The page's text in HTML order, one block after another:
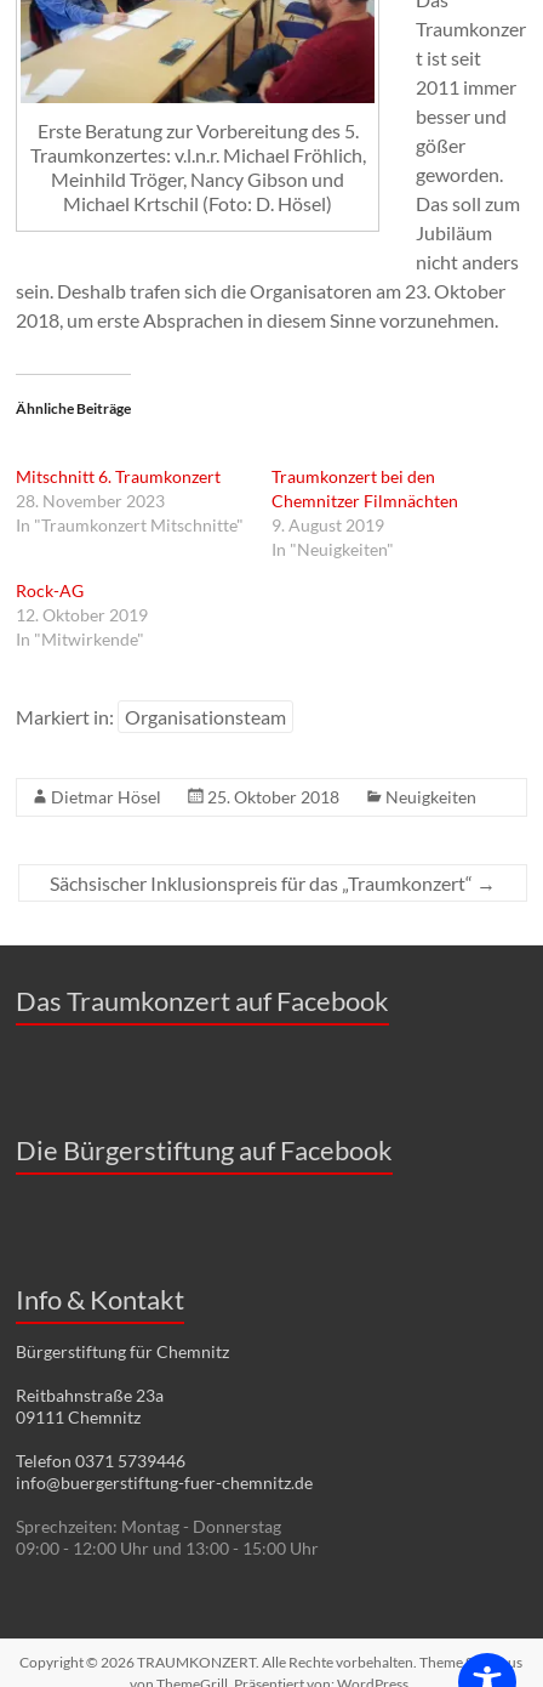
Erste Beratung zur Vorbereitung des 5.
Traumkonzertes: v.l.n.r. Michael Fröhlich,
Meinhild Tröger, Nancy Gibson und
Michael Krtschil (Foto: D. Hösel)
Traumkonzer
t ist seit
2011 immer
besser und
gößer
geworden.
Das soll zum
Jubiläum
nicht anders
sein. Deshalb trafen sich die Organisatoren am 23. Oktober
2018, um erste Absprachen in diesem Sinne vorzunehmen.
Ähnliche Beiträge
Mitschnitt 6. Traumkonzert
28. November 2023
In "Traumkonzert Mitschnitte"
Traumkonzert bei den
Chemnitzer Filmnächten
9. August 2019
In "Neuigkeiten"
Rock-AG
12. Oktober 2019
In "Mitwirkende"
Markiert in: Organisationsteam
Dietmar Hösel 25. Oktober 2018 Neuigkeiten
Sächsischer Inklusionspreis für das „Traumkonzert“ →
Das Traumkonzert auf Facebook
Die Bürgerstiftung auf Facebook
Info & Kontakt
Bürgerstiftung für Chemnitz
Reitbahnstraße 23a
09111 Chemnitz
Telefon 0371 5739446
info@buergerstiftung-fuer-chemnitz.de
Sprechzeiten: Montag - Donnerstag
09:00 - 12:00 Uhr und 13:00 - 15:00 Uhr
Copyright © 2026TRAUMKONZERT. Alle Rechte vorbehalten. ThemeSpacious